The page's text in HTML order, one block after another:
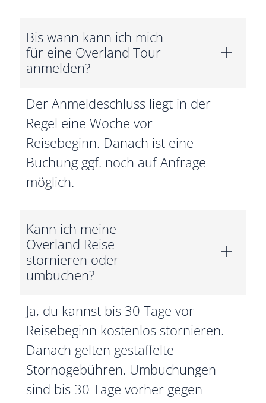
Bis wann kann ich mich
für eine Overland Tour
anmelden?
Der Anmeldeschluss liegt in der
Regel eine Woche vor
Reisebeginn. Danach ist eine
Buchung ggf. noch auf Anfrage
möglich.
Kann ich meine
Overland Reise
stornieren oder
umbuchen?
Ja, du kannst bis 30 Tage vor
Reisebeginn kostenlos stornieren.
Danach gelten gestaffelte
Stornogebühren. Umbuchungen
sind bis 30 Tage vorher gegen